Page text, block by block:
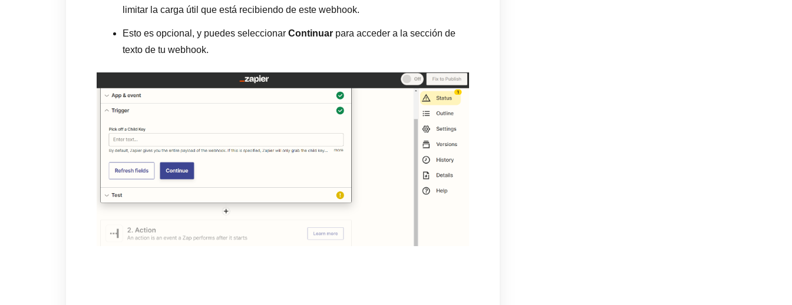
limitar la carga útil que está recibiendo de este webhook.
Esto es opcional, y puedes seleccionar Continuar para acceder a la sección de
texto de tu webhook.